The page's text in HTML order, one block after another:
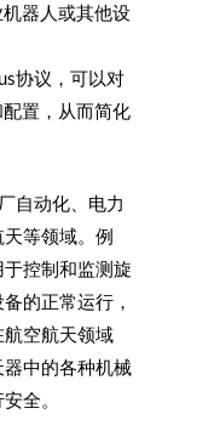
器人或其他设
协议，可以对
置，从而简化
自动化、电力
等领域。例
控制和监测旋
的正常运行，
空航天领域
中的各种机械
全。